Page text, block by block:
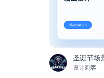
圣诞节场
设计刺客